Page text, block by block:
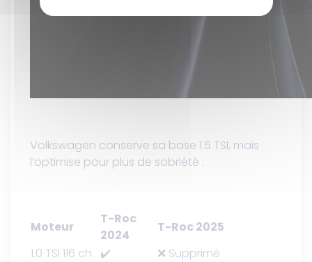
Volkswagen conserve sa base 1.5 TSI, mais
l’optimise pour plus de sobriété :
Moteur
T-Roc
2024
T-Roc 2025
1.0 TSI 116 ch
✔️
❌ Supprimé